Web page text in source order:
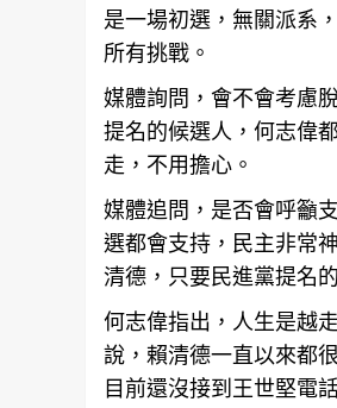
是一場初選，無關派系
所有挑戰。
媒體詢問，會不會考慮
提名的候選人，何志偉
走，不用擔心。
媒體追問，是否會呼籲
選都會支持，民主非常
清德，只要民進黨提名
何志偉指出，人生是越
說，賴清德一直以來都
目前還沒接到王世堅電